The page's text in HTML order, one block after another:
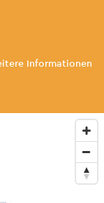
Informationen